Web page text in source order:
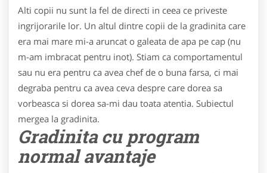
Alti copii nu sunt la fel de directi in ceea ce priveste
ingrijorarile lor. Un altul dintre copii de la gradinita care
era mai mare mi-a aruncat o galeata de apa pe cap (nu
m-am imbracat pentru inot). Stiam ca comportamentul
sau nu era pentru ca avea chef de o buna farsa, ci mai
degraba pentru ca avea ceva despre care dorea sa
vorbeasca si dorea sa-mi dau toata atentia. Subiectul
mergea la gradinita.
Gradinita cu program
normal avantaje